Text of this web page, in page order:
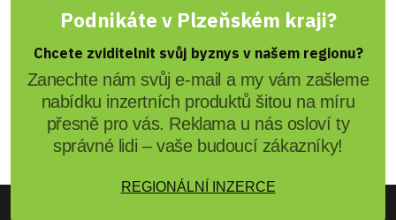
Podnikáte v Plzeňském kraji?
Chcete zviditelnit svůj byznys v našem regionu?
Zanechte nám svůj e-mail a my vám zašleme
nabídku inzertních produktů šitou na míru
přesně pro vás. Reklama u nás osloví ty
správné lidi – vaše budoucí zákazníky!
REGIONÁLNÍ INZERCE